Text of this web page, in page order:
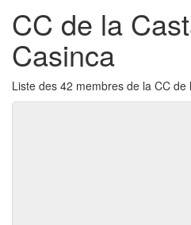
CC de la
Casinca
Liste des 42 membres de la CC